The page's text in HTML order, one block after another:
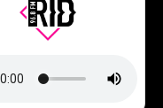
Vittorio Amedeo II, 21 -
Fiscale 97883690014
Tribunale di Torino n°
n. 16073/2019